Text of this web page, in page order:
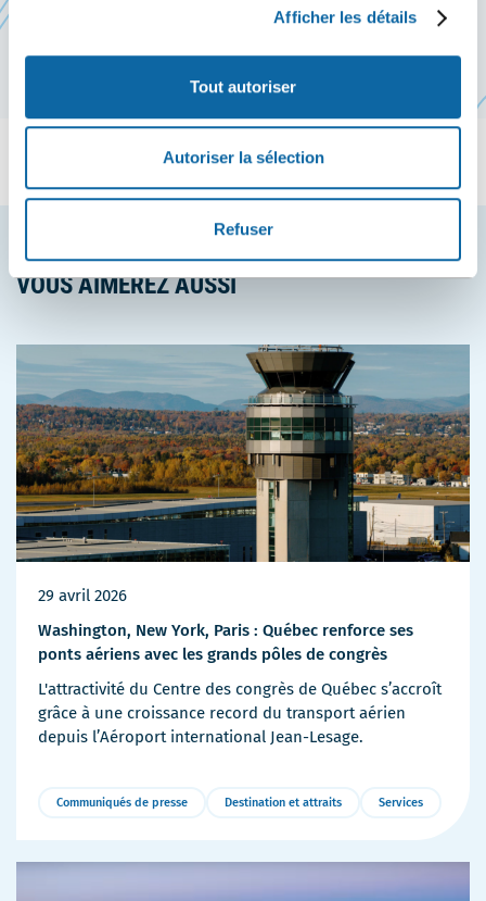
Afficher les détails
Tout autoriser
Autoriser la sélection
Refuser
VOUS AIMEREZ AUSSI
29 avril 2026
Washington, New York, Paris : Québec renforce ses
ponts aériens avec les grands pôles de congrès
L'attractivité du Centre des congrès de Québec s’accroît
grâce à une croissance record du transport aérien
depuis l’Aéroport international Jean-Lesage.
Communiqués de presse Destination et attraits Services
Plus